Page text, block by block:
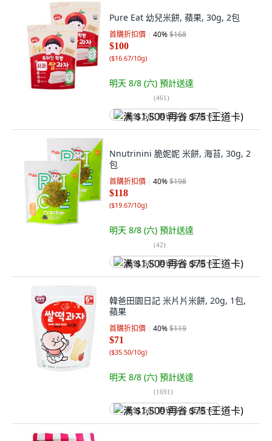
Pure Eat 幼兒米餅, 蘋果, 30g, 2包
首購折扣價 40%$168
$100
($16.67/10g)
明天 8/8 (六) 預計送達
(461)
满 $1,500 再省 $75 (王道卡)
Nnutrinini 脆妮妮 米餅, 海苔, 30g, 2
包
首購折扣價 40%$198
$118
($19.67/10g)
明天 8/8 (六) 預計送達
(42)
满 $1,500 再省 $75 (王道卡)
韓爸田園日記 米片片米餅, 20g, 1包,
蘋果
首購折扣價 40%$119
$71
($35.50/10g)
明天 8/8 (六) 預計送達
(1691)
满 $1,500 再省 $75 (王道卡)